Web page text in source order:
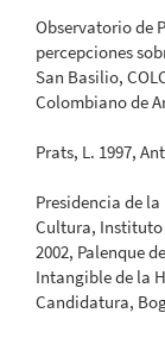
Observatorio de
percepciones
San Basilio,
Colombiano de
Prats, L. 1997,
Presidencia de
Cultura, Instituto
2002, Palenque
Intangible de la
Candidatura,